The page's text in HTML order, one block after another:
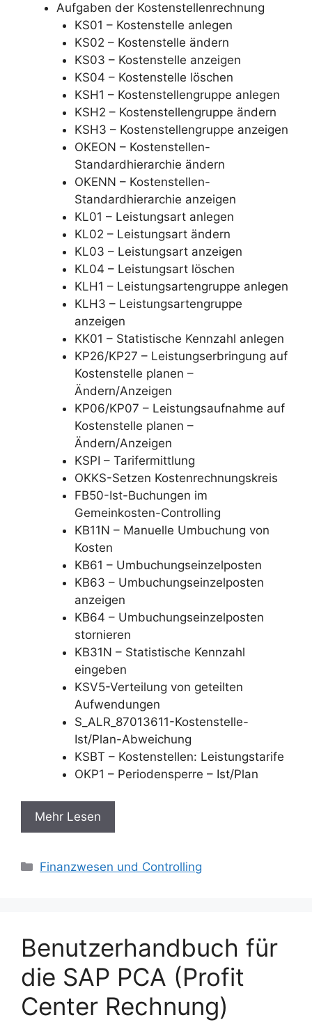
Aufgaben der Kostenstellenrechnung
KS01 – Kostenstelle anlegen
KS02 – Kostenstelle ändern
KS03 – Kostenstelle anzeigen
KS04 – Kostenstelle löschen
KSH1 – Kostenstellengruppe anlegen
KSH2 – Kostenstellengruppe ändern
KSH3 – Kostenstellengruppe anzeigen
OKEON – Kostenstellen-
Standardhierarchie ändern
OKENN – Kostenstellen-
Standardhierarchie anzeigen
KL01 – Leistungsart anlegen
KL02 – Leistungsart ändern
KL03 – Leistungsart anzeigen
KL04 – Leistungsart löschen
KLH1 – Leistungsartengruppe anlegen
KLH3 – Leistungsartengruppe
anzeigen
KK01 – Statistische Kennzahl anlegen
KP26/KP27 – Leistungserbringung auf
Kostenstelle planen –
Ändern/Anzeigen
KP06/KP07 – Leistungsaufnahme auf
Kostenstelle planen –
Ändern/Anzeigen
KSPI – Tarifermittlung
OKKS-Setzen Kostenrechnungskreis
FB50-Ist-Buchungen im
Gemeinkosten-Controlling
KB11N – Manuelle Umbuchung von
Kosten
KB61 – Umbuchungseinzelposten
KB63 – Umbuchungseinzelposten
anzeigen
KB64 – Umbuchungseinzelposten
stornieren
KB31N – Statistische Kennzahl
eingeben
KSV5-Verteilung von geteilten
Aufwendungen
S_ALR_87013611-Kostenstelle-
Ist/Plan-Abweichung
KSBT – Kostenstellen: Leistungstarife
OKP1 – Periodensperre – Ist/Plan
Mehr Lesen
Categories
Finanzwesen und Controlling
Benutzerhandbuch für
die SAP PCA (Profit
Center Rechnung)